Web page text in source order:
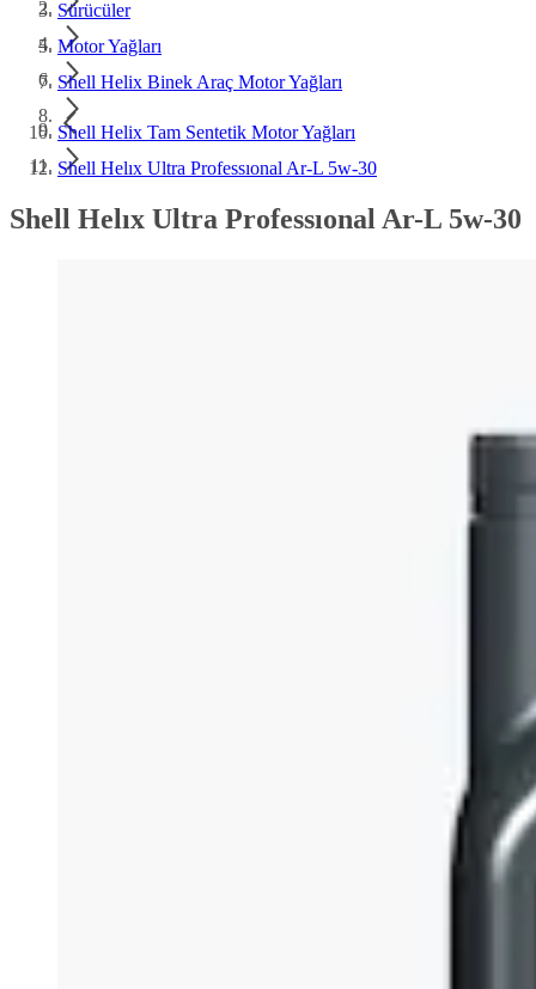
Sürücüler
Motor Yağları
Shell Helix Binek Araç Motor Yağları
Shell Helix Tam Sentetik Motor Yağları
Shell Helıx Ultra Professıonal Ar-L 5w-30
Shell Helıx Ultra Professıonal Ar-L 5w-30